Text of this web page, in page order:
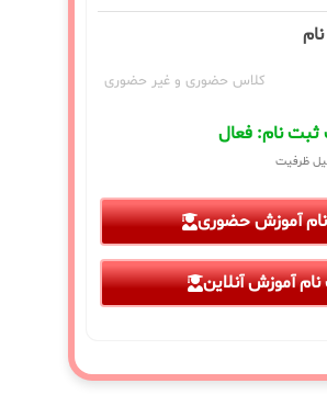
کلاس حضوری و غیر حضوری
نام: فعال
ظرفیت
آموزش حضوری
آموزش آنلاین